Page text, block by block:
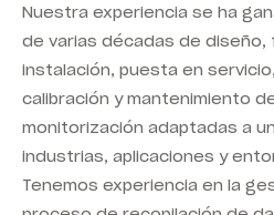
Nuestra experiencia se ha
de varias décadas de diseño,
instalación, puesta en
calibración y mantenimiento
monitorización adaptadas a
industrias, aplicaciones y
Tenemos experiencia en la